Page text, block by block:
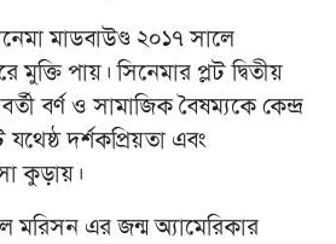
মাডবাউণ্ড ২০১৭ সালে
মুক্তি পায়। সিনেমার প্লট দ্বিতীয়
বর্ণ ও সামাজিক বৈষম্যকে কেন্দ্র
যথেষ্ঠ দর্শকপ্রিয়তা এবং
কুড়ায়।
মরিসন এর জন্ম অ্যামেরিকার